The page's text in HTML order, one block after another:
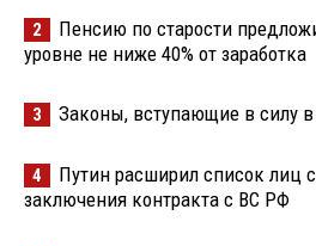
2
Пенсию по старости
уровне не ниже 40% от заработка
3 Законы, вступающие в силу в
4
Путин расширил список лиц
заключения контракта с ВС РФ